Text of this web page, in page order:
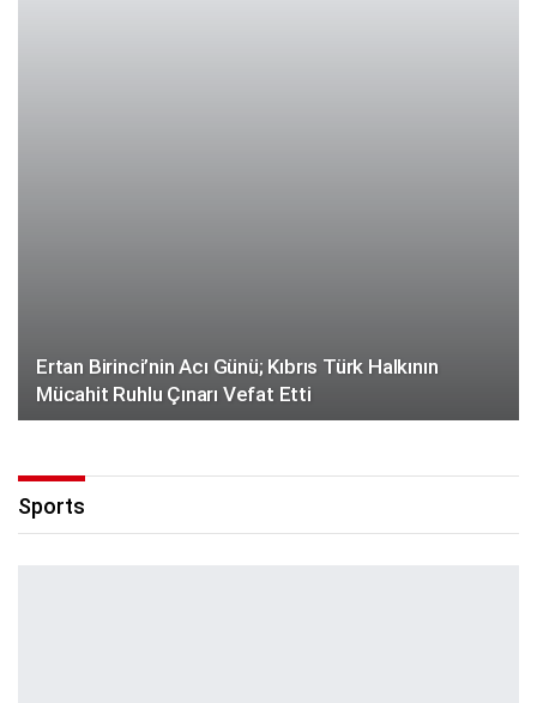
Ertan Birinci’nin Acı Günü; Kıbrıs Türk Halkının
Mücahit Ruhlu Çınarı Vefat Etti
Sports